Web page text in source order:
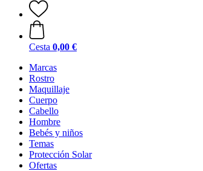
Cesta 0,00 €
Marcas
Rostro
Maquillaje
Cuerpo
Cabello
Hombre
Bebés y niños
Temas
Protección Solar
Ofertas